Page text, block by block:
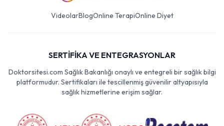
VideolarBlogOnline TerapiOnline Diyet
SERTİFİKA VE ENTEGRASYONLAR
Doktorsitesi.com Sağlık Bakanlığı onaylı ve entegreli bir sağlık bilgi
platformudur. Sertifikaları ile tescillenmiş güvenilir altyapısıyla
sağlık hizmetlerine erişim sağlar.